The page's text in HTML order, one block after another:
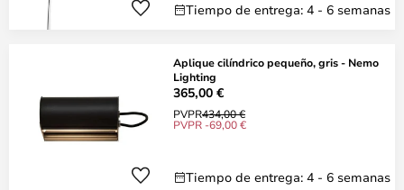
Tiempo de entrega: 4 - 6 semanas
Aplique cilíndrico pequeño, gris - Nemo
Lighting
365,00 €
PVPR434,00 €
PVPR -69,00 €
Tiempo de entrega: 4 - 6 semanas